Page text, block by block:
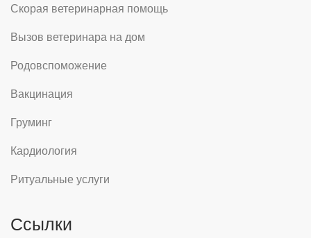
Скорая ветеринарная помощь
Вызов ветеринара на дом
Родовспоможение
Вакцинация
Груминг
Кардиология
Ритуальные услуги
Ссылки